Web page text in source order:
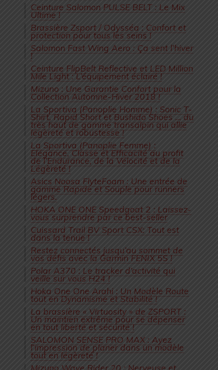
Ceinture Salomon PULSE BELT : Le Mix
Ultime !
Brassière Zsport / Odysséa : Confort et
protection pour tous les seins !
Salomon Fast Wing Aero : Ça sent l’hiver
!
Ceinture FlipBelt Reflective et LED Million
Mile Light : L’équipement éclairé !
Mizuno : Une Garantie Confort pour la
Collection Automne-Hiver 2018 !
La Sportiva (Panoplie Homme) : Sonic T-
Shirt, Rapid Short et Bushido Shoes … du
très haut de gamme transalpin qui allie
légèreté et robustesse !
La Sportiva (Panoplie Femme) :
Elégance, Classe et Efficacité au profit
de l’Endurance, de la Vélocité et de la
Légèreté !
Asics Noosa FlyteFoam : Une entrée de
gamme Rapide et Souple pour runners
légers.
HOKA ONE ONE Speedgoat 2 : Laissez-
vous surprendre par ce best-seller
Cuissard Trail BV Sport CSX: Tout est
dans la tenue !
Restez connectés jusqu’au sommet de
vos défis avec la Garmin FENIX 5S !
Polar A370 : Le tracker d’activité qui
veille sur vous H24 !
Hoka One One Arahi : Un Modèle Route
tout en Dynamisme et Stabilité !
La brassière « Virtuosity » de ZSPORT :
Un maintien extrême pour se dépenser
en tout liberté et sécurité !
SALOMON SENSE PRO MAX : Ayez
l’impression de planer dans un modèle
tout en légèreté !
Mizuno Wave Rider 20 : Nerveuse et